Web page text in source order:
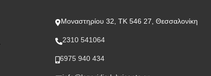
Μοναστηρίου 32, ΤΚ 546 27, Θεσσαλονίκη
2310 541064
6975 940 434